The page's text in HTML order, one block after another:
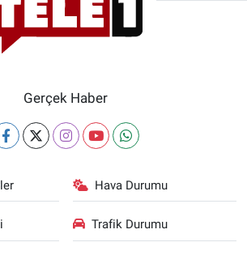
Gerçek Haber
Hava Durumu
Trafik Durumu